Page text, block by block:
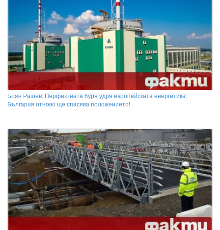
Боян Рашев: Перфектната буря удря европейската енергетика:
България отново ще спасява положението!